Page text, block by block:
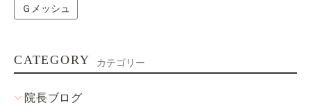
Ｇメッシュ
CATEGORY カテゴリー
院長ブログ